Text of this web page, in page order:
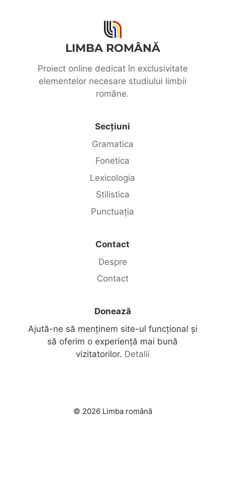
LIMBA ROMÂNĂ
Proiect online dedicat în exclusivitate
elementelor necesare studiului limbii
române.
Secțiuni
Gramatica
Fonetica
Lexicologia
Stilistica
Punctuația
Contact
Despre
Contact
Donează
Ajută-ne să menținem site-ul funcțional și
să oferim o experiență mai bună
vizitatorilor. Detalii
© 2026 Limba română